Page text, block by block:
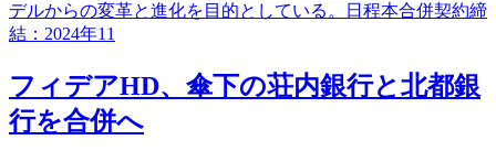
デルからの変革と進化を目的としている。日程本合併契約締
結：2024年11
フィデアHD、傘下の荘内銀行と北都銀
行を合併へ